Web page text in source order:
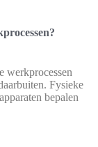
werkprocessen
Fysieke
bepalen